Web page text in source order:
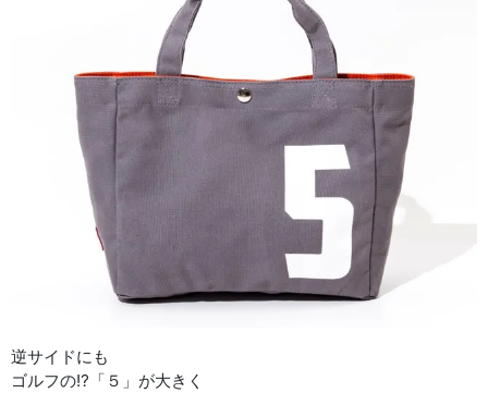
逆サイドにも
ゴルフの⁉︎「５」が大きく